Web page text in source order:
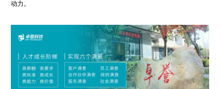
动力。